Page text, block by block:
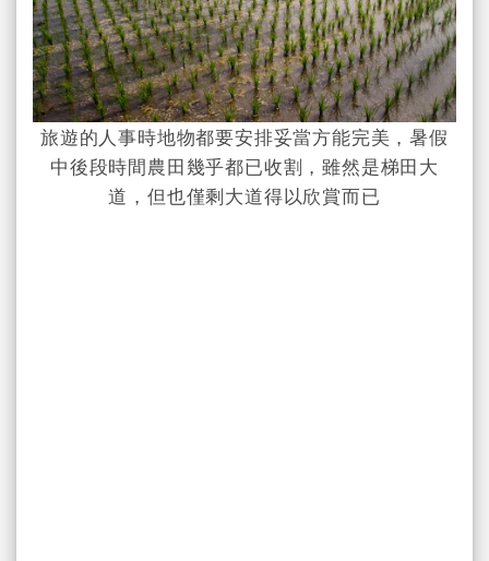
旅遊的人事時地物都要安排妥當方能完美，暑假
中後段時間農田幾乎都已收割，雖然是梯田大
道，但也僅剩大道得以欣賞而已